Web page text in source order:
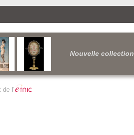
Nouvelle collection
de l'